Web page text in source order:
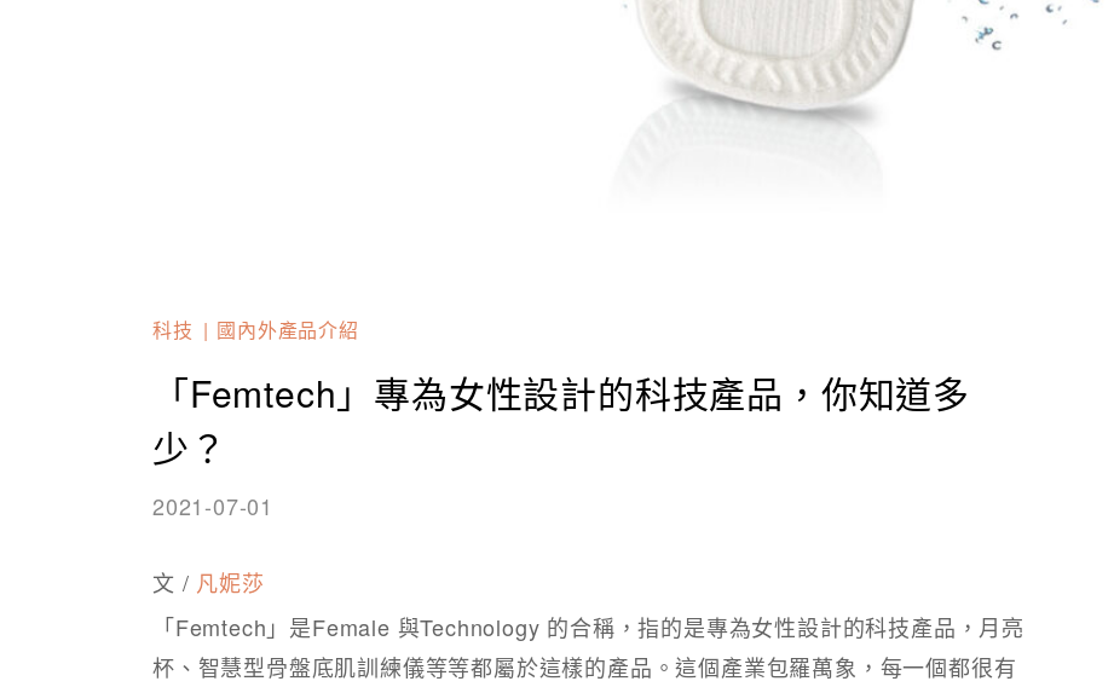
科技 國內外產品介紹
「Femtech」專為女性設計的科技產品，你知道多
少？
2021-07-01
文 / 凡妮莎
「Femtech」是Female 與Technology 的合稱，指的是專為女性設計的科技產品，月亮
杯、智慧型骨盤底肌訓練儀等等都屬於這樣的產品。這個產業包羅萬象，每一個都很有